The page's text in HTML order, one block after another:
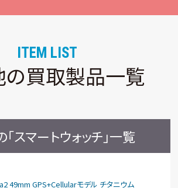
ITEM LIST
の買取製品一覧
スマートウォッチ」一覧
49mm GPS+Cellularモデル チタニウム